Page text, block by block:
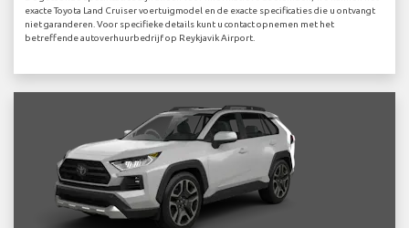
exacte Toyota Land Cruiser voertuigmodel en de exacte specificaties die u ontvangt
niet garanderen. Voor specifieke details kunt u contact opnemen met het
betreffende autoverhuurbedrijf op Reykjavik Airport.